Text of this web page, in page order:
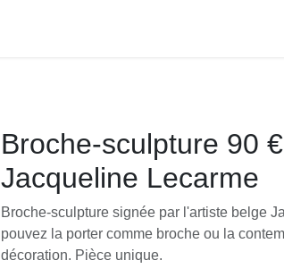
Broche-sculpture 90
Jacqueline Lecarme
Broche-sculpture signée par l'artiste belge
pouvez la porter comme broche ou la
décoration. Pièce unique.